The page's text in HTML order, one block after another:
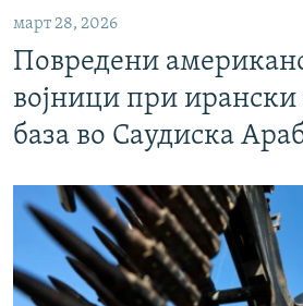
март 28, 2026
Повредени
војници при ирански
база во Саудиска